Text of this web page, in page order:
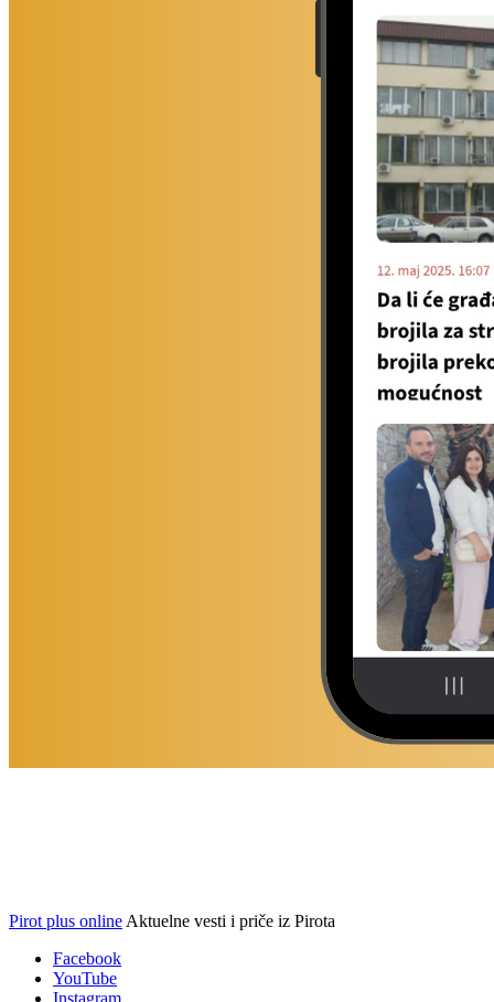
Pirot plus online Aktuelne vesti i priče iz Pirota
Facebook
YouTube
Instagram